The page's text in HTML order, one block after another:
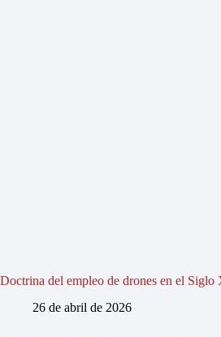
Doctrina del empleo de drones en el
26 de abril de 2026